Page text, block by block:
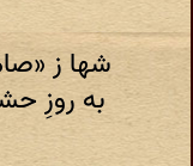
شها ز
به روزِ